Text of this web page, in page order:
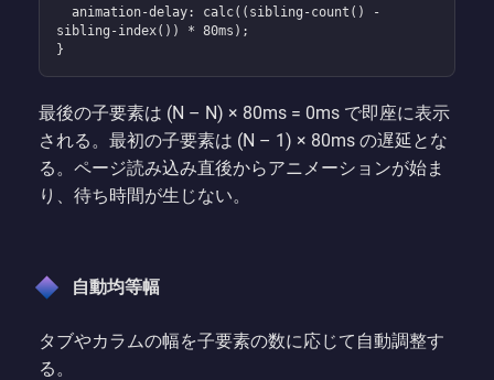
sibling-index()) * 80ms);
}
最後の子要素は (N – N) × 80ms = 0ms で即座に表示
される。最初の子要素は (N – 1) × 80ms の遅延とな
る。ページ読み込み直後からアニメーションが始ま
り、待ち時間が生じない。
自動均等幅
タブやカラムの幅を子要素の数に応じて自動調整す
る。